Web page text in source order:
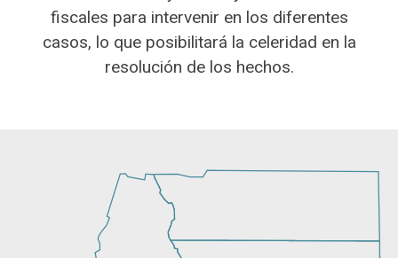
fiscales para intervenir en los diferentes
casos, lo que posibilitará la celeridad en la
resolución de los hechos.